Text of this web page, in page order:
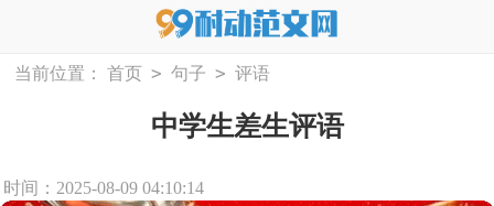
当前位置： 首页 > 句子 > 评语
中学生差生评语
时间：2025-08-09 04:10:14